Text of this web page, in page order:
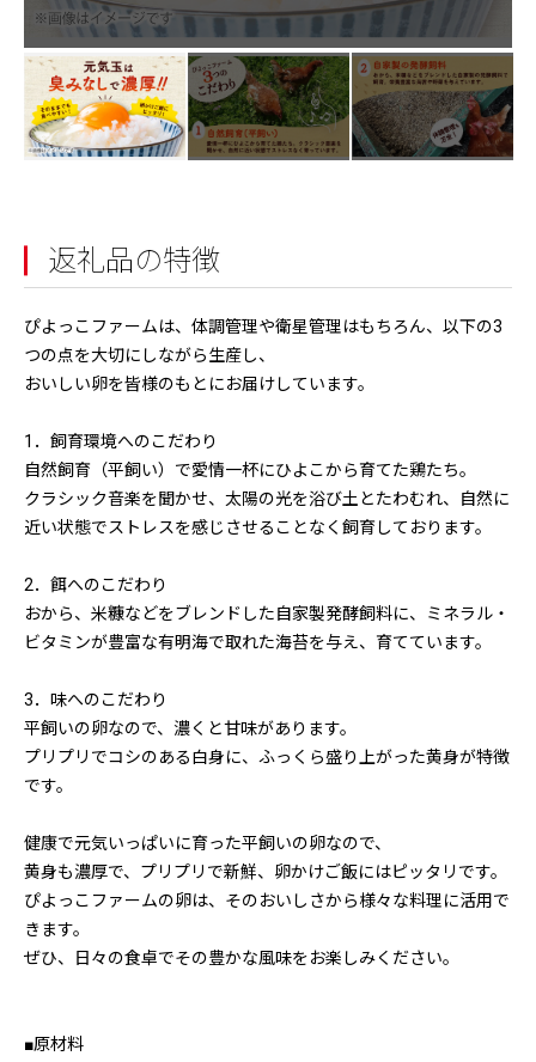
返礼品の特徴
ぴよっこファームは、体調管理や衛星管理はもちろん、以下の3
つの点を大切にしながら生産し、
おいしい卵を皆様のもとにお届けしています。
1．飼育環境へのこだわり
自然飼育（平飼い）で愛情一杯にひよこから育てた鶏たち。
クラシック音楽を聞かせ、太陽の光を浴び土とたわむれ、自然に
近い状態でストレスを感じさせることなく飼育しております。
2．餌へのこだわり
おから、米糠などをブレンドした自家製発酵飼料に、ミネラル・
ビタミンが豊富な有明海で取れた海苔を与え、育てています。
3．味へのこだわり
平飼いの卵なので、濃くと甘味があります。
プリプリでコシのある白身に、ふっくら盛り上がった黄身が特徴
です。
健康で元気いっぱいに育った平飼いの卵なので、
黄身も濃厚で、プリプリで新鮮、卵かけご飯にはピッタリです。
ぴよっこファームの卵は、そのおいしさから様々な料理に活用で
きます。
ぜひ、日々の食卓でその豊かな風味をお楽しみください。
■原材料